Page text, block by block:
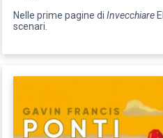
Nelle prime pagine diInvecchiare
scenari.